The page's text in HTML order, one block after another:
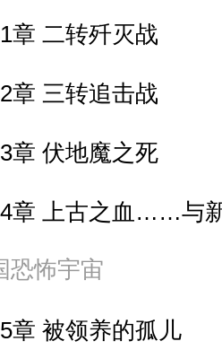
章 二转歼灭战
章 三转追击战
章 伏地魔之死
章 上古之血……与
恐怖宇宙
章 被领养的孤儿